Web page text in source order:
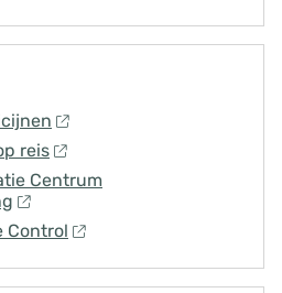
reis
Centrum
Control